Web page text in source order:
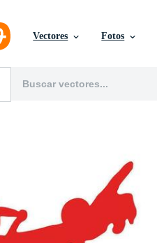
Vectores Fotos